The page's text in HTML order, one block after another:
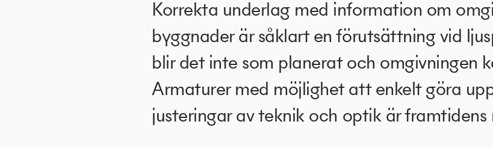
Korrekta underlag med information om
byggnader är såklart en förutsättning vid
blir det inte som planerat och omgivningen
Armaturer med möjlighet att enkelt göra
justeringar av teknik och optik är framtidens